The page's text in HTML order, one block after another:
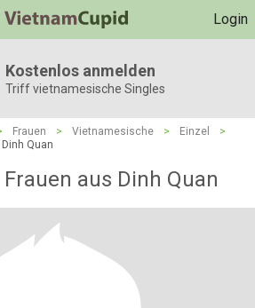
Login
Kostenlos anmelden
Triff vietnamesische Singles
Frauen > Vietnamesische > Einzel
>
Dinh Quan
aus Dinh Quan